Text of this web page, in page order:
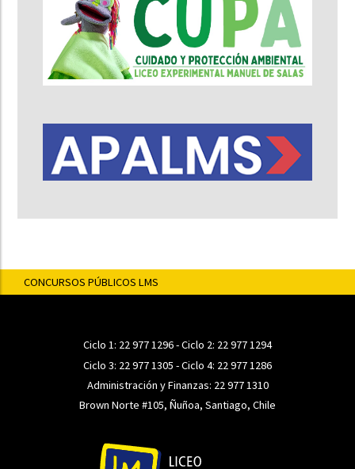
CONCURSOS PÚBLICOS LMS
Ciclo 1: 22 977 1296- Ciclo 2: 22 977 1294
Ciclo 3: 22 977 1305 - Ciclo 4: 22 977 1286
Administración y Finanzas: 22 977 1310
Brown Norte #105, Ñuñoa, Santiago, Chile